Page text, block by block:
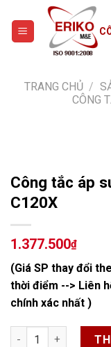
content
TRANG CHỦ /
CÔNG
Công tắc áp
C120X
1.377.500₫
(Giá SP thay đổi
thời điểm --> Liên
chính xác nhất )
Công tắc áp suất